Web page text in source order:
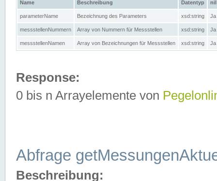
Name Beschreibung Datentyp nil
parameterName Bezeichnung des Parameters xsd:string Ja
messstellenNummern Array von Nummern für Messstellen xsd:string Ja
messstellenNamen Array von Bezeichnungen für Messstellen xsd:string Ja
Response:
0 bis n Arrayelemente von
Abfrage
Beschreibung: